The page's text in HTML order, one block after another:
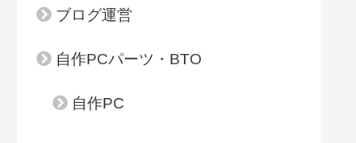
ブログ運営
自作PCパーツ・BTO
自作PC